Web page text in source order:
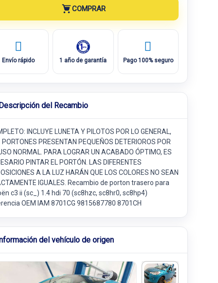
COMPRAR
Envío rápido 1 año de garantía Pago 100% seguro
del Recambio
INCLUYE LUNETA Y PILOTOS POR LO GENERAL,
PORTONES PRESENTAN PEQUEÑOS DETERIOROS POR
NORMAL. PARA LOGRAR UN ACABADO ÓPTIMO, ES
PINTAR EL PORTÓN. LAS DIFERENTES
A LA LUZ HARÁN QUE LOS COLORES NO SEAN
IGUALES. Recambio de porton trasero para
c3 ii (sc_) 1.4 hdi 70 (sc8hzc, sc8hr0, sc8hp4)
OEM IAM 8701CG 9815687780 8701CH
del vehículo de origen